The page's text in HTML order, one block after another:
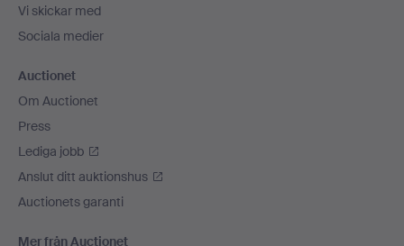
Vi skickar med
Sociala medier
Auctionet
Om Auctionet
Press
Lediga jobb
Anslut ditt auktionshus
Auctionets garanti
Mer från Auctionet